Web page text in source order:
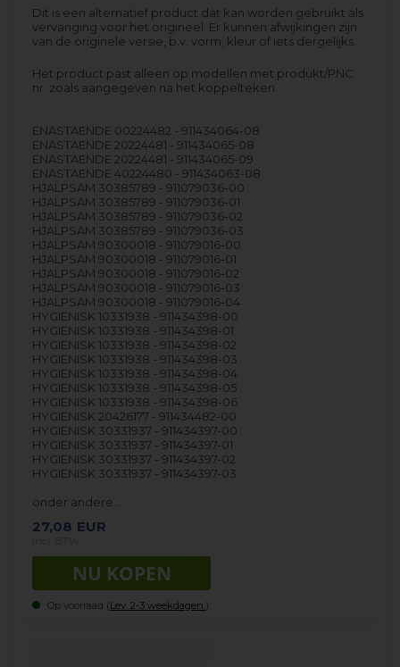
Dit is een alternatief product dat kan worden gebruikt als
vervanging voor het origineel. Er kunnen afwijkingen zijn
van de originele versie, b.v. vorm, kleur of iets dergelijks.
Het product past alleen op modellen met produkt/PNC
nr. zoals aangegeven na het koppelteken.
ENASTAENDE 00224482 - 911434064-08
ENASTAENDE 20224481 - 911434065-08
ENASTAENDE 20224481 - 911434065-09
ENASTAENDE 40224480 - 911434063-08
HJALPSAM 30385789 - 911079036-00
HJALPSAM 30385789 - 911079036-01
HJALPSAM 30385789 - 911079036-02
HJALPSAM 30385789 - 911079036-03
HJALPSAM 90300018 - 911079016-00
HJALPSAM 90300018 - 911079016-01
HJALPSAM 90300018 - 911079016-02
HJALPSAM 90300018 - 911079016-03
HJALPSAM 90300018 - 911079016-04
HYGIENISK 10331938 - 911434398-00
HYGIENISK 10331938 - 911434398-01
HYGIENISK 10331938 - 911434398-02
HYGIENISK 10331938 - 911434398-03
HYGIENISK 10331938 - 911434398-04
HYGIENISK 10331938 - 911434398-05
HYGIENISK 10331938 - 911434398-06
HYGIENISK 20426177 - 911434482-00
HYGIENISK 30331937 - 911434397-00
HYGIENISK 30331937 - 911434397-01
HYGIENISK 30331937 - 911434397-02
HYGIENISK 30331937 - 911434397-03
onder andere…
27,08 EUR
Op voorraad (Lev. 2-3 weekdagen. ).